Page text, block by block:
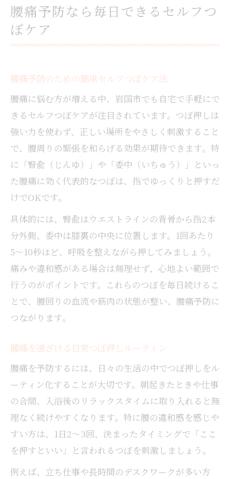
腰痛予防なら毎日できるセルフつ
ぼケア
腰痛予防のための簡単セルフつぼケア法
腰痛に悩む方が増える中、岩国市でも自宅で手軽にで
きるセルフつぼケアが注目されています。つぼ押しは
強い力を使わず、正しい場所をやさしく刺激すること
で、腰周りの緊張を和らげる効果が期待できます。特
に「腎兪（じんゆ）」や「委中（いちゅう）」といっ
た腰痛に効く代表的なつぼは、指でゆっくりと押すだ
けでOKです。
具体的には、腎兪はウエストラインの背骨から指2本
分外側、委中は膝裏の中央に位置します。1回あたり
5〜10秒ほど、呼吸を整えながら押してみましょう。
痛みや違和感がある場合は無理せず、心地よい範囲で
行うのがポイントです。これらのつぼを毎日続けるこ
とで、腰回りの血流や筋肉の状態が整い、腰痛予防に
つながります。
腰痛を遠ざける日常つぼ押しルーティン
腰痛を予防するには、日々の生活の中でつぼ押しをル
ーティン化することが大切です。朝起きたときや仕事
の合間、入浴後のリラックスタイムに取り入れると無
理なく続けやすくなります。特に腰の違和感を感じや
すい方は、1日2〜3回、決まったタイミングで「ここ
を押すといい」と言われるつぼを刺激しましょう。
例えば、立ち仕事や長時間のデスクワークが多い方